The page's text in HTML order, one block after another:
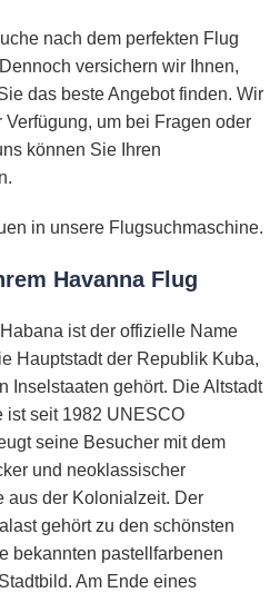
nach dem perfekten Flug
versichern wir Ihnen,
das beste Angebot finden. Wir
um bei Fragen oder
können Sie Ihren
in unsere Flugsuchmaschine.
Havanna Flug
ist der offizielle Name
Hauptstadt der Republik Kuba,
Inselstaaten gehört. Die Altstadt
ist seit 1982 UNESCO
seine Besucher mit dem
und neoklassischer
aus der Kolonialzeit. Der
gehört zu den schönsten
bekannten pastellfarbenen
Am Ende eines